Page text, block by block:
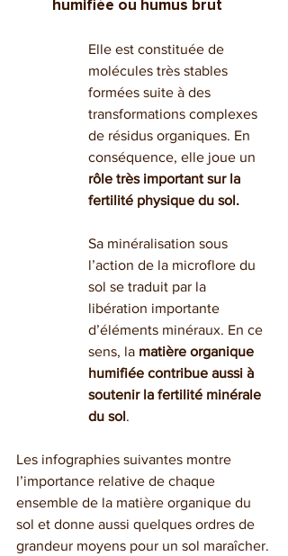
Elle est constituée de
molécules très stables
formées suite à des
transformations complexes
de résidus organiques. En
conséquence, elle joue un
rôle très important sur la
fertilité physique du sol.
Sa minéralisation sous
l’action de la microflore du
sol se traduit par la
libération importante
d’éléments minéraux. En ce
sens, la matière organique
humifiée contribue aussi à
soutenir la fertilité minérale
du sol.
Les infographies suivantes montre
l’importance relative de chaque
ensemble de la matière organique du
sol et donne aussi quelques ordres de
grandeur moyens pour un sol maraîcher.